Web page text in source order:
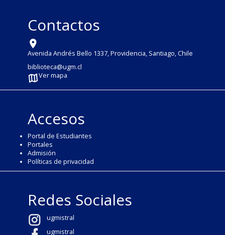
Contactos
Avenida Andrés Bello 1337, Providencia, Santiago, Chile
biblioteca@ugm.cl
Ver mapa
Accesos
Portal de Estudiantes
Portales
Admisión
Políticas de privacidad
Redes Sociales
ugmistral
ugmistral